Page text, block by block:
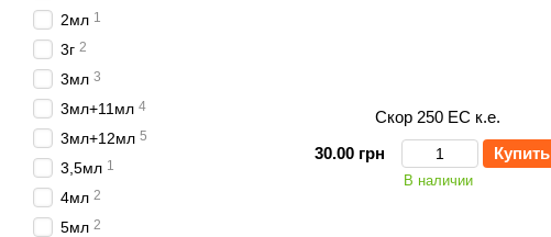
Скор 250 ЕС к.е.
30.00 грн
Купить
В наличии
2мл 1
3г 2
3мл 3
3мл+11мл 4
3мл+12мл 5
3,5мл 1
4мл 2
5мл 2